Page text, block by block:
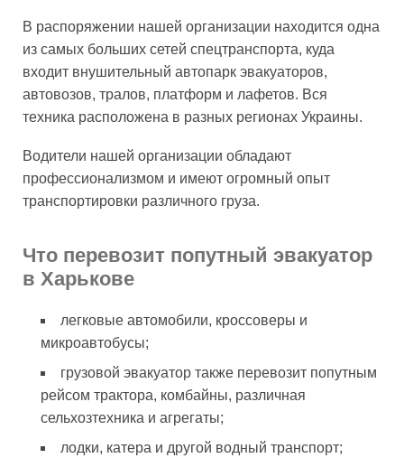
В распоряжении нашей организации находится одна
из самых больших сетей спецтранспорта, куда
входит внушительный автопарк эвакуаторов,
автовозов, тралов, платформ и лафетов. Вся
техника расположена в разных регионах Украины.
Водители нашей организации обладают
профессионализмом и имеют огромный опыт
транспортировки различного груза.
Что перевозит попутный эвакуатор
в Харькове
легковые автомобили, кроссоверы и
микроавтобусы;
грузовой эвакуатор также перевозит попутным
рейсом трактора, комбайны, различная
сельхозтехника и агрегаты;
лодки, катера и другой водный транспорт;